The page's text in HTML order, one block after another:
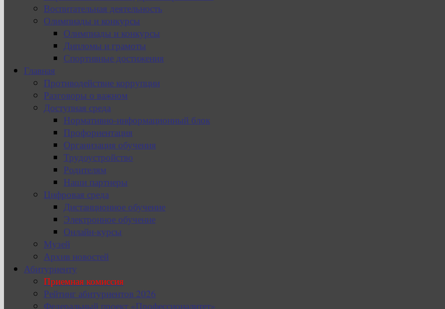
Воспитательная деятельность
Олимпиады и конкурсы
Олимпиады и конкурсы
Дипломы и грамоты
Спортивные достижения
Главная
Противодействие коррупции
Разговоры о важном
Доступная среда
Нормативно-информационный блок
Профориентация
Организация обучения
Трудоустройство
Родителям
Наши партнеры
Цифровая среда
Дистанционное обучение
Электронное обучение
Онлайн-курсы
Музей
Архив новостей
Абитуриенту
Приемная комиссия
Рейтинг абитуриентов 2026
Федеральный проект «Профессионалитет»